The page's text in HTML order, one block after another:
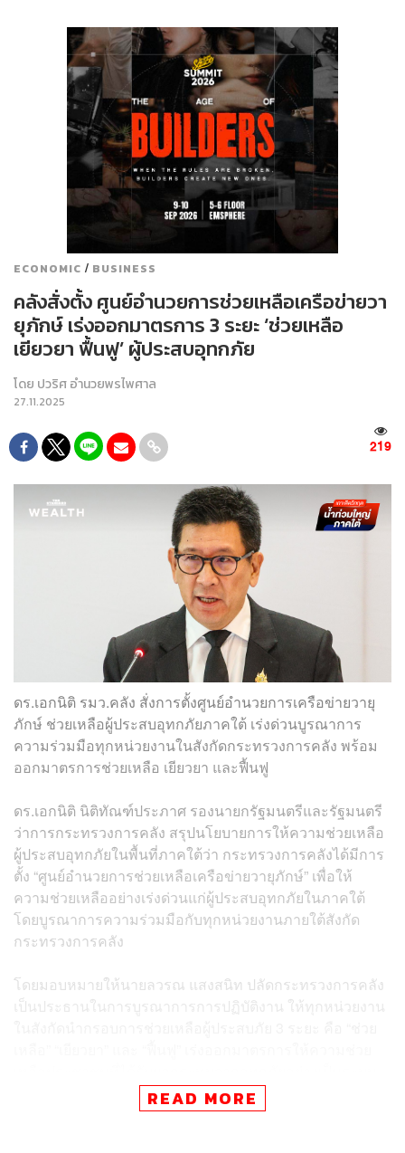
ECONOMIC / BUSINESS
คลังสั่งตั้ง ศูนย์อำนวยการช่วยเหลือเครือข่ายวา
ยุภักษ์ เร่งออกมาตรการ 3 ระยะ ‘ช่วยเหลือ
เยียวยา ฟื้นฟู’ ผู้ประสบอุทกภัย
โดย ปวริศ อำนวยพรไพศาล
27.11.2025
219
ดร.เอกนิติ รมว.คลัง สั่งการตั้งศูนย์อำนวยการเครือข่ายวายุ
ภักษ์ ช่วยเหลือผู้ประสบอุทกภัยภาคใต้ เร่งด่วนบูรณาการ
ความร่วมมือทุกหน่วยงานในสังกัดกระทรวงการคลัง พร้อม
ออกมาตรการช่วยเหลือ เยียวยา และฟื้นฟู
ดร.เอกนิติ นิติทัณฑ์ประภาศ รองนายกรัฐมนตรีและรัฐมนตรี
ว่าการกระทรวงการคลัง สรุปนโยบายการให้ความช่วยเหลือ
ผู้ประสบอุทกภัยในพื้นที่ภาคใต้ว่า กระทรวงการคลังได้มีการ
ตั้ง “ศูนย์อำนวยการช่วยเหลือเครือข่ายวายุภักษ์” เพื่อให้
ความช่วยเหลืออย่างเร่งด่วนแก่ผู้ประสบอุทกภัยในภาคใต้
โดยบูรณาการความร่วมมือกับทุกหน่วยงานภายใต้สังกัด
กระทรวงการคลัง
โดยมอบหมายให้นายลวรณ แสงสนิท ปลัดกระทรวงการคลัง
เป็นประธานในการบูรณาการการปฏิบัติงาน ให้ทุกหน่วยงาน
ตามขอบเขตความรับผิดชอบอย่างเต็มกำลัง โดยมีศูนย์
อำนวยการช่วยเหลือเครือข่ายวายุภักษ์เป็นศูนย์กลางในการ
READ MORE